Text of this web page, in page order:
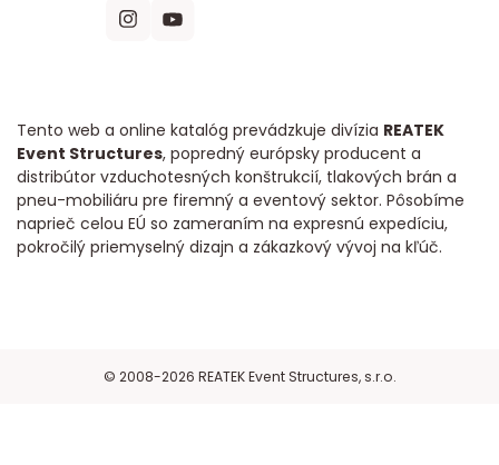
Tento web a online katalóg prevádzkuje divízia REATEK
Event Structures, popredný európsky producent a
distribútor vzduchotesných konštrukcií, tlakových brán a
pneu-mobiliáru pre firemný a eventový sektor. Pôsobíme
naprieč celou EÚ so zameraním na expresnú expedíciu,
pokročilý priemyselný dizajn a zákazkový vývoj na kľúč.
© 2008-2026 REATEK Event Structures, s.r.o.